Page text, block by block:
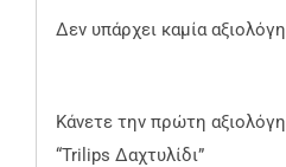
Δεν υπάρχει καμία
Κάνετε την πρώτη
“Trilips Δαχτυλίδι”